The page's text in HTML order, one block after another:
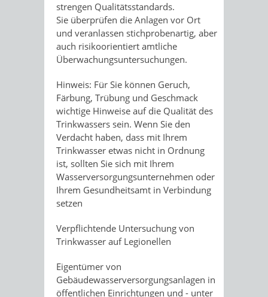
strengen Qualitätsstandards.
Sie überprüfen die Anlagen vor Ort
und veranlassen stichprobenartig, aber
auch risikoorientiert amtliche
Überwachungsuntersuchungen.
Hinweis: Für Sie können Geruch,
Färbung, Trübung und Geschmack
wichtige Hinweise auf die Qualität des
Trinkwassers sein. Wenn Sie den
Verdacht haben, dass mit Ihrem
Trinkwasser etwas nicht in Ordnung
ist, sollten Sie sich mit Ihrem
Wasserversorgungsunternehmen oder
Ihrem Gesundheitsamt in Verbindung
setzen
Verpflichtende Untersuchung von
Trinkwasser auf Legionellen
Eigentümer von
Gebäudewasserversorgungsanlagen in
öffentlichen Einrichtungen und - unter